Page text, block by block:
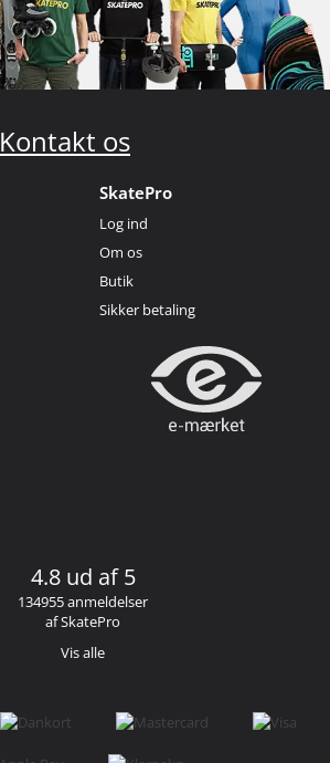
Kontakt os
SkatePro
Log ind
Om os
Butik
Sikker betaling
4.8 ud af 5
134955 anmeldelser
af SkatePro
Vis alle